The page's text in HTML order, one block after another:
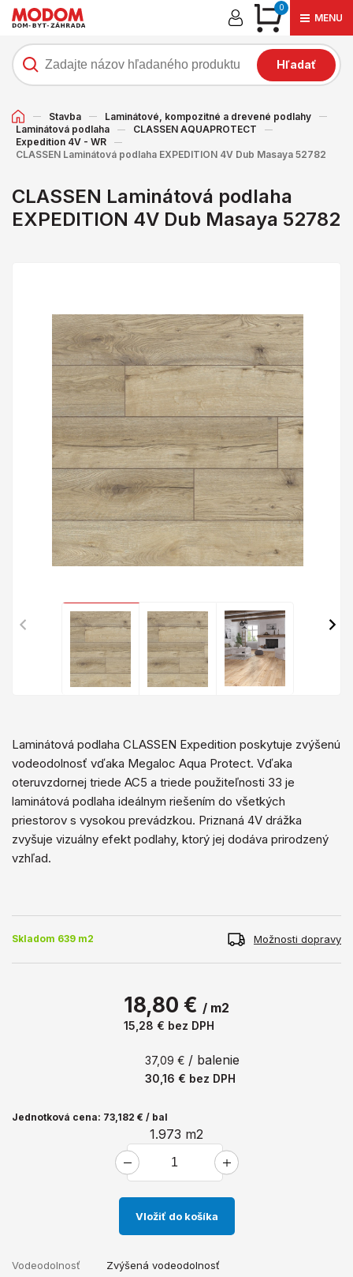
0
MENU
Hľadať
Stavba
Laminátové, kompozitné a drevené podlahy
Laminátová podlaha
CLASSEN AQUAPROTECT
Expedition 4V - WR
CLASSEN Laminátová podlaha EXPEDITION 4V Dub Masaya 52782
CLASSEN Laminátová podlaha
EXPEDITION 4V Dub Masaya 52782
Laminátová podlaha CLASSEN Expedition poskytuje zvýšenú
vodeodolnosť vďaka Megaloc Aqua Protect. Vďaka
oteruvzdornej triede AC5 a triede použiteľnosti 33 je
laminátová podlaha ideálnym riešením do všetkých
priestorov s vysokou prevádzkou. Priznaná 4V drážka
zvyšuje vizuálny efekt podlahy, ktorý jej dodáva prirodzený
vzhľad.
Skladom 639 m2 Možnosti dopravy
18,80 € / m2
15,28 € bez DPH
37,09 € / balenie
30,16 € bez DPH
Jednotková cena: 73,182 € / bal
1.973 m2
Vložiť do košíka
Vodeodolnosť
Zvýšená vodeodolnosť